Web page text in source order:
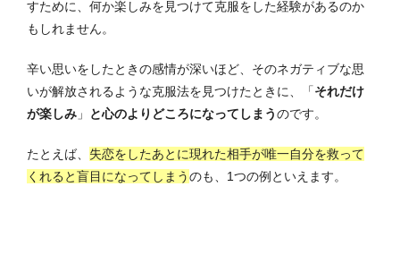
すために、何か楽しみを見つけて克服をした経験があるのか
もしれません。
辛い思いをしたときの感情が深いほど、そのネガティブな思
いが解放されるような克服法を見つけたときに、「それだけ
が楽しみ 」 と心のよりどころになってしまうのです。
たとえば、 失恋をしたあとに現れた相手が唯一自分を救って
くれると盲目になってしまうのも、1つの例といえます。